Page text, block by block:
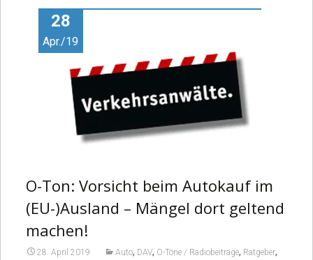
28
Apr./19
O-Ton: Vorsicht beim Autokauf im
(EU-)Ausland – Mängel dort geltend
machen!
28. April 2019 Auto, DAV, O-Töne / Radiobeiträge, Ratgeber,